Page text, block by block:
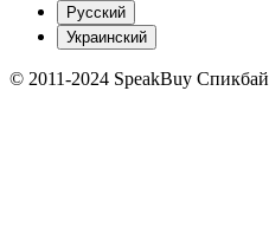
Русский
Украинский
© 2011-2024 SpeakBuy Спикбай